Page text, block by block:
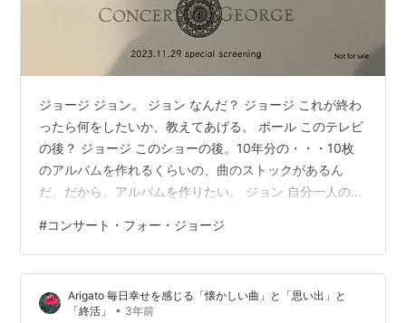
ジョージ ジョン。 ジョン なんだ？ ジョージ これが終わ
ったら何をしたいか、教えてあげる。 ポール このテレビ
の後？ ジョージ このショーの後。10年分の・・・10枚
のアルバムを作れるくらいの、曲のストックがあるん
だ。だから、アルバムを作りたい。 ジョン 自分一人の
りたいかというと、溜まった曲をさばきたいから。 ジョ
ン 理由は何であれ、アルバムを作るのはいいことだ。 ジ
ョージ それから、自分の曲がまとまって入ると、どうい
う感じになるかみてみたい。 ジョン ジョージがアルバム
#コンサート・フォー・ジョージ
Arigato 毎日幸せを感じる「懐かしい曲」と「思い出」と
「終活」
• 3年前